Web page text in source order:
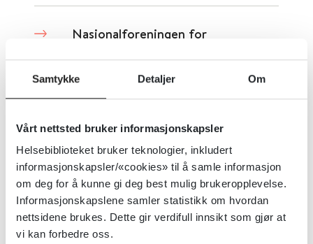
Samtykke Detaljer Om
Vårt nettsted bruker informasjonskapsler
Helsebiblioteket bruker teknologier, inkludert
informasjonskapsler/«cookies» til å samle informasjon
om deg for å kunne gi deg best mulig brukeropplevelse.
Informasjonskapslene samler statistikk om hvordan
nettsidene brukes. Dette gir verdifull innsikt som gjør at
vi kan forbedre oss.
Nasjonalforeningen for
Detaljer
Nasjonalt kompetansemiljø for
helsestasjons- og
skolehelsetjenesten (NASKO)